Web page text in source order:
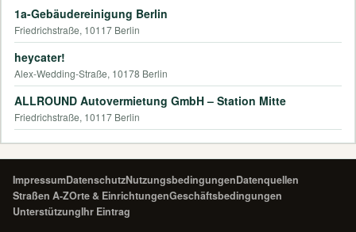
1a-Gebäudereinigung Berlin
Friedrichstraße, 10117 Berlin
heycater!
Alex-Wedding-Straße, 10178 Berlin
ALLROUND Autovermietung GmbH – Station Mitte
Friedrichstraße, 10117 Berlin
ImpressumDatenschutzNutzungsbedingungenDatenquellen
Straßen A-ZOrte & EinrichtungenGeschäftsbedingungen
UnterstützungIhr Eintrag